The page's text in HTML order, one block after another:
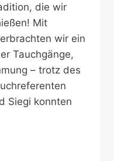
die wir
Mit
wir ein
Tauchgänge,
– trotz des
Siegi konnten